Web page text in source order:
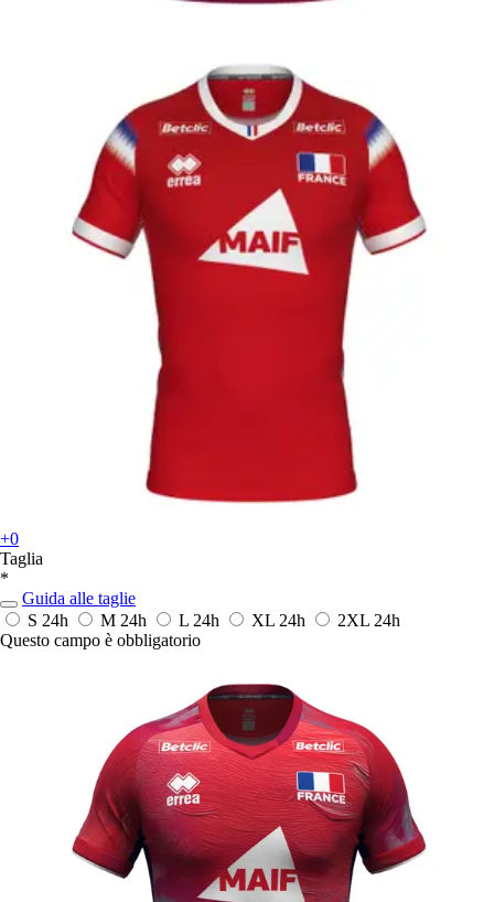
+0
Taglia
*
Guida alle taglie
S 24h M 24h L 24h XL 24h 2XL 24h
Questo campo è obbligatorio